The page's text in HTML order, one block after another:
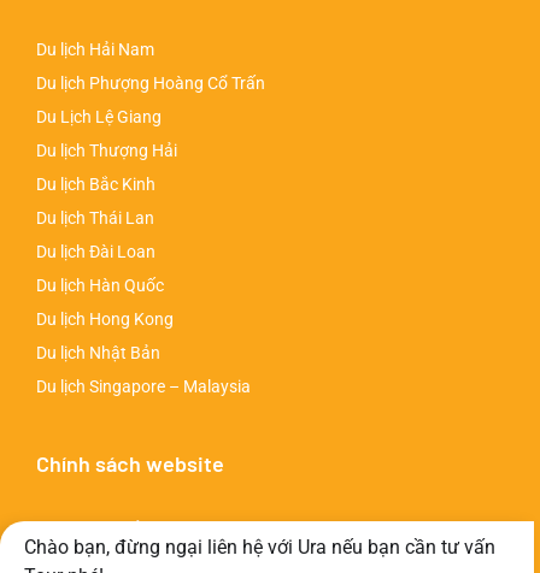
Du lịch Hải Nam
Du lịch Phượng Hoàng Cổ Trấn
Du Lịch Lệ Giang
Du lịch Thượng Hải
Du lịch Bắc Kinh
Du lịch Thái Lan
Du lịch Đài Loan
Du lịch Hàn Quốc
Du lịch Hong Kong
Du lịch Nhật Bản
Du lịch Singapore – Malaysia
Chính sách website
Chính sách thanh toán
Chào bạn, đừng ngại liên hệ với Ura nếu bạn cần tư vấn